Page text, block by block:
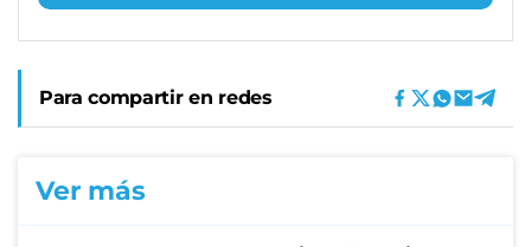
Para compartir en redes
Ver más